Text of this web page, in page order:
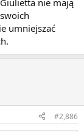
nie mają
umniejszać
#2,886